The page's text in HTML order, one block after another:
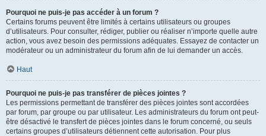
Pourquoi ne puis-je pas accéder à un forum ?
Certains forums peuvent être limités à certains utilisateurs ou groupes
d’utilisateurs. Pour consulter, rédiger, publier ou réaliser n’importe quelle autre
action, vous avez besoin des permissions adéquates. Essayez de contacter un
modérateur ou un administrateur du forum afin de lui demander un accès.
Haut
Pourquoi ne puis-je pas transférer de pièces jointes ?
Les permissions permettant de transférer des pièces jointes sont accordées
par forum, par groupe ou par utilisateur. Les administrateurs du forum ont peut-
être désactivé le transfert de pièces jointes dans le forum concerné, ou seuls
certains groupes d’utilisateurs détiennent cette autorisation. Pour plus